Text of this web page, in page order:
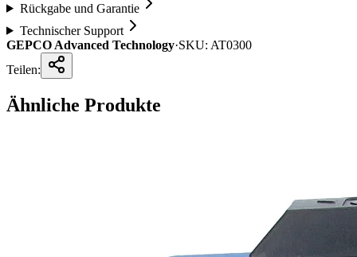
Rückgabe und Garantie
Technischer Support
GEPCO Advanced Technology·SKU: AT0300
Teilen:
Ähnliche Produkte